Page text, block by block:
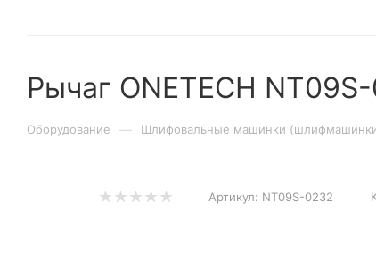
Рычаг ONETECH
Оборудование — Шлифовальные машинки
Артикул: NT09S-0232